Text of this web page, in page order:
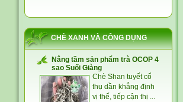
CHÈ XANH VÀ CÔNG DỤNG
Nâng tầm sản phẩm trà OCOP 4
sao Suối Giàng
Chè Shan tuyết cổ
thụ dần khẳng định
vị thế, tiếp cận thị ...